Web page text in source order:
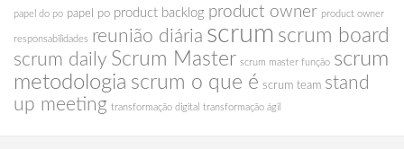
papel do po papel po product backlog product owner product owner
responsabilidades reunião diária scrum scrum board
scrum daily Scrum Master scrum master função scrum
metodologia scrum o que é scrum team stand
up meeting transformação digital transformação ágil